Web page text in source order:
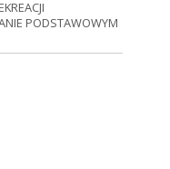
PODSTAWOWYM